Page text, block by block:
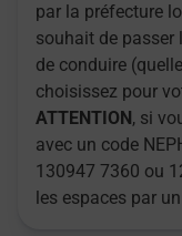
par la préfecture
souhait de passer
de conduire
choisissez pour
ATTENTION , si
avec un code
130947 7360 ou
les espaces par